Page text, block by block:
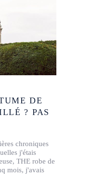
DE
? PAS
chroniques
j'étais
THE robe de
mois, j'avais